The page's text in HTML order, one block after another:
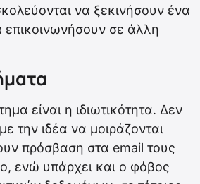
να ξεκινήσουν ένα
επικοινωνήσουν σε άλλη
είναι η ιδιωτικότητα. Δεν
την ιδέα να μοιράζονται
πρόσβαση στα email τους
ενώ υπάρχει και ο φόβος